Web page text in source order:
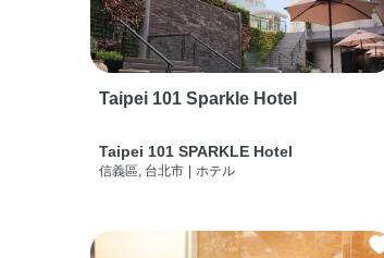
Taipei 101 Sparkle Hotel
Taipei 101 SPARKLE Hotel
信義區, 台北市 ホテル